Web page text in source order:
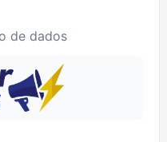
de dados